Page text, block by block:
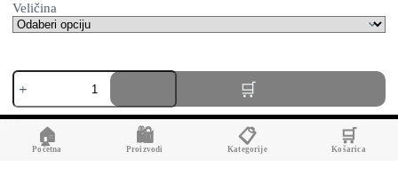
Veličina
Motocross
zaštitni
prsluk
|
midroad™
količina
AV SEO LLC
1111B S Governors Ave STE 40127
Dover, DE 19904
USA
🏠
Početna
🛍️
Proizvodi
📋
Kategorije
🛒
Košarica